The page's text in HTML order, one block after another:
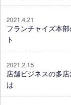
2021.4.21
フランチャイズ本
ト
2021.2.15
店舗ビジネスの多
は